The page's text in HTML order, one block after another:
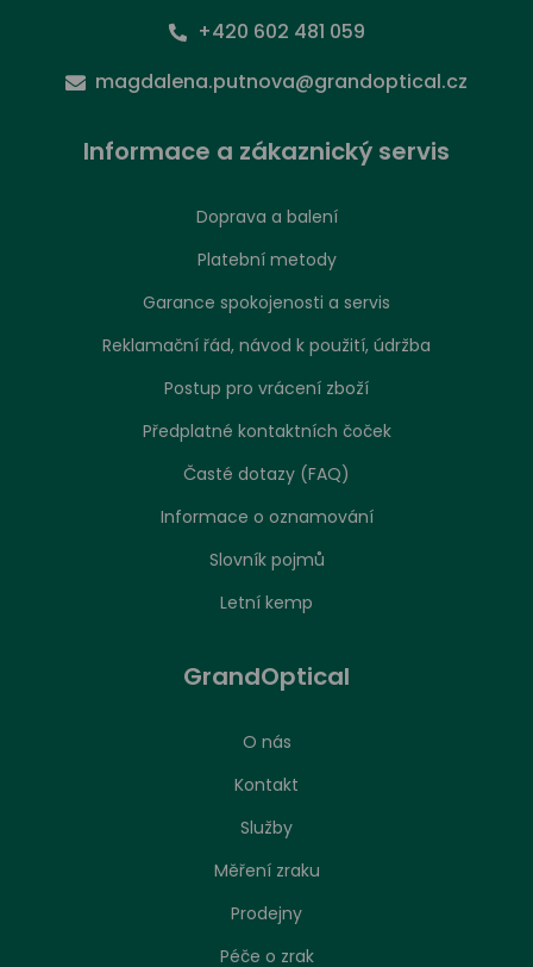
+420 602 481 059
magdalena.putnova@grandoptical.cz
Informace a zákaznický servis
Doprava a balení
Platební metody
Garance spokojenosti a servis
Reklamační řád, návod k použití, údržba
Postup pro vrácení zboží
Předplatné kontaktních čoček
Časté dotazy (FAQ)
Informace o oznamování
Slovník pojmů
Letní kemp
GrandOptical
O nás
Kontakt
Služby
Měření zraku
Prodejny
Péče o zrak